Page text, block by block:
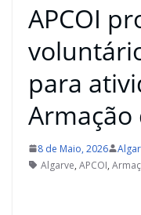
APCOI
para
Armação
8 de Maio, 2026
Algarve, APCOI,